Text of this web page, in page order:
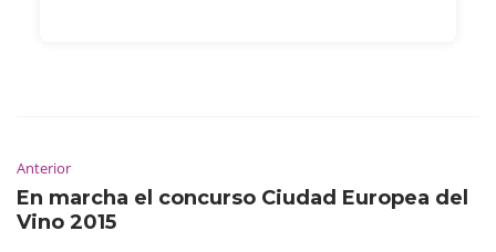
Anterior
En marcha el concurso Ciudad Europea del
Vino 2015